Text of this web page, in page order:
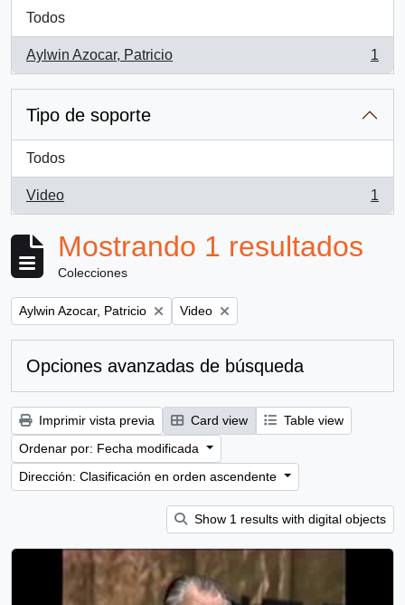
Todos
Aylwin Azocar, Patricio
, 1 resultados
1
Tipo de soporte
Todos
Video
, 1 resultados
1
Mostrando 1 resultados
Colecciones
Remove filter:
Aylwin Azocar, Patricio Remove filter:
Video
Opciones avanzadas de búsqueda
Imprimir vista previa Card view
Table view
Ordenar por: Fecha modificada
Dirección: Clasificación en orden ascendente
Show 1 results with digital objects